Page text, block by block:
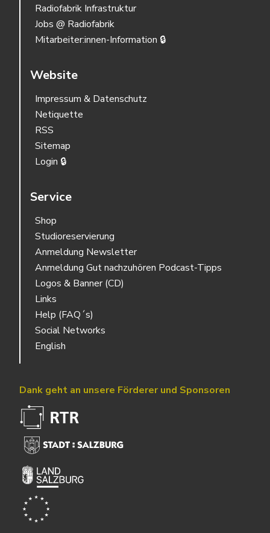
Radiofabrik Infrastruktur
Jobs @ Radiofabrik
Mitarbeiter:innen-Information 🔒
Website
Impressum & Datenschutz
Netiquette
RSS
Sitemap
Login 🔒
Service
Shop
Studioreservierung
Anmeldung Newsletter
Anmeldung Gut nachzuhören Podcast-Tipps
Logos & Banner (CD)
Links
Help (FAQ´s)
Social Networks
English
Dank geht an unsere Förderer und Sponsoren